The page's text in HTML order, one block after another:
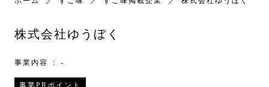
株式会社ゆうぼく
事業内容 -
事業PRポイント